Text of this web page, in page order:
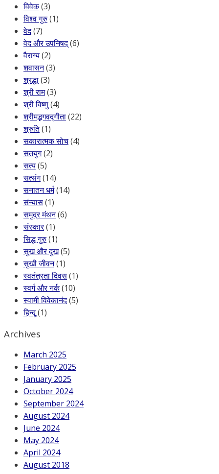
विवेक(3)
विश्व गुरु(1)
वेद(7)
वेद और उपनिषद्(6)
वैराग्य(2)
शवासन(3)
श्रद्धा(3)
श्री राम(3)
श्री विष्णु(4)
श्रीमद्भगवद्गीता(22)
श्रुति(1)
सकारात्मक सोच(4)
सतयुग(2)
सत्य(5)
सत्संग(14)
सनातन धर्म(14)
संन्यास(1)
समुद्र मंथन(6)
संस्कार(1)
सिद्ध गुरु(1)
सुख और दुख(5)
सुखी जीवन(1)
स्वतंत्रता दिवस(1)
स्वर्ग और नर्क(10)
स्वामी विवेकानंद(5)
हिन्दू(1)
Archives
March 2025
February 2025
January 2025
October 2024
September 2024
August 2024
June 2024
May 2024
April 2024
August 2018